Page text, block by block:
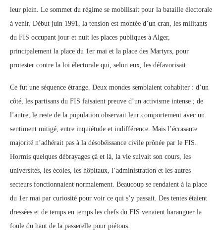
leur plein. Le sommet du régime se mobilisait pour la bataille électorale
à venir. Début juin 1991, la tension est montée d’un cran, les militants
du FIS occupant jour et nuit les places publiques à Alger,
principalement la place du 1er mai et la place des Martyrs, pour
protester contre la loi électorale qui, selon eux, les défavorisait.
Ce fut une séquence étrange. Deux mondes semblaient cohabiter : d’un
côté, les partisans du FIS faisaient preuve d’un activisme intense ; de
l’autre, le reste de la population observait leur comportement avec un
sentiment mitigé, entre inquiétude et indifférence. Mais l’écrasante
majorité n’adhérait pas à la désobéissance civile prônée par le FIS.
Hormis quelques débrayages çà et là, la vie suivait son cours, les
universités, les écoles, les hôpitaux, l’administration et les autres
secteurs fonctionnaient normalement. Beaucoup se rendaient à la place
du 1er mai par curiosité pour voir ce qui s’y passait. Des tentes étaient
dressées et de temps en temps les chefs du FIS venaient haranguer la
foule du haut de la passerelle pour piétons.